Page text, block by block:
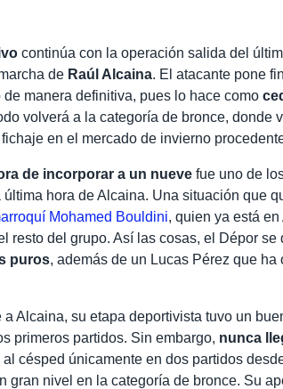
continúa con la operación salida del
de Raúl Alcaina. El atacante pone
de manera definitiva, pues lo hace como
volverá a la categoría de bronce, donde
en el mercado de invierno
de incorporar a un nueve fue uno de
hora de Alcaina. Una situación que
Mohamed Bouldini, quien ya está en
resto del grupo. Así las cosas, el Dépor
puros, además de un Lucas Pérez que ha
a Alcaina, su etapa deportivista tuvo un
primeros partidos. Sin embargo, nunca
al césped únicamente en dos partidos
gran nivel en la categoría de bronce. Su